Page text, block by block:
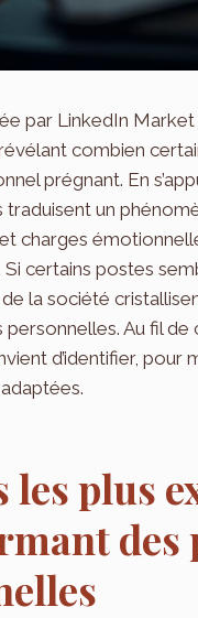
par LinkedIn Market
combien
prégnant. En
traduisent un
charges
certains postes
la société
Au fil
d’identifier,
les plus
des